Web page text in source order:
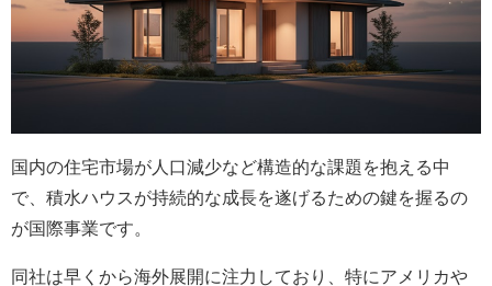
国内の住宅市場が人口減少など構造的な課題を抱える中
で、積水ハウスが持続的な成長を遂げるための鍵を握るの
が国際事業です。
同社は早くから海外展開に注力しており、特にアメリカや